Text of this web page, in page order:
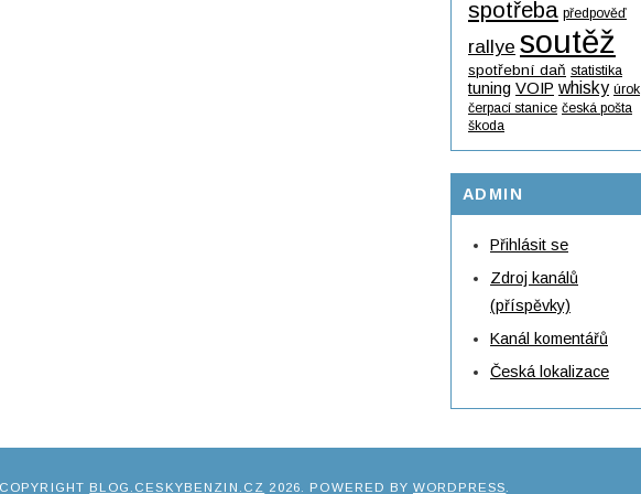
spotřeba předpověď
rallye soutěž
spotřební daň statistika
tuning VOIP whisky úrok
čerpací stanice česká pošta
škoda
ADMIN
Přihlásit se
Zdroj kanálů
(příspěvky)
Kanál komentářů
Česká lokalizace
BLOG.CESKYBENZIN.CZ 2026 . POWERED BY WORDPRESS